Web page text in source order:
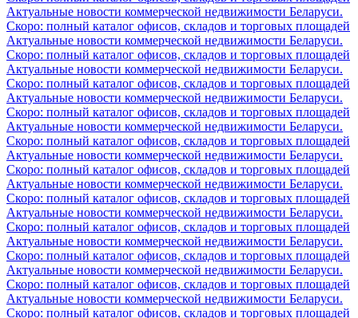
Актуальные новости коммерческой недвижимости Беларуси.
Скоро: полный каталог офисов, складов и торговых площадей
Актуальные новости коммерческой недвижимости Беларуси.
Скоро: полный каталог офисов, складов и торговых площадей
Актуальные новости коммерческой недвижимости Беларуси.
Скоро: полный каталог офисов, складов и торговых площадей
Актуальные новости коммерческой недвижимости Беларуси.
Скоро: полный каталог офисов, складов и торговых площадей
Актуальные новости коммерческой недвижимости Беларуси.
Скоро: полный каталог офисов, складов и торговых площадей
Актуальные новости коммерческой недвижимости Беларуси.
Скоро: полный каталог офисов, складов и торговых площадей
Актуальные новости коммерческой недвижимости Беларуси.
Скоро: полный каталог офисов, складов и торговых площадей
Актуальные новости коммерческой недвижимости Беларуси.
Скоро: полный каталог офисов, складов и торговых площадей
Актуальные новости коммерческой недвижимости Беларуси.
Скоро: полный каталог офисов, складов и торговых площадей
Актуальные новости коммерческой недвижимости Беларуси.
Скоро: полный каталог офисов, складов и торговых площадей
Актуальные новости коммерческой недвижимости Беларуси.
Скоро: полный каталог офисов, складов и торговых площадей